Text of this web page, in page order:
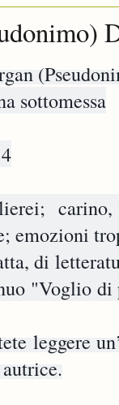
sottomessa
emozioni
di
"Voglio
leggere un